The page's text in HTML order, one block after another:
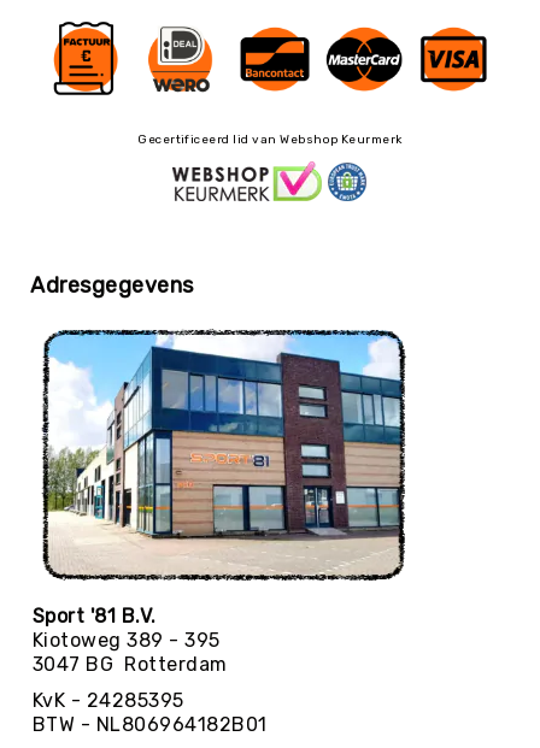
Voetbal
Volleybal
Waterpolo
Yoga
Meditatie
Yogamatten
Yoga
Accessoires
KinderYoga
Meditatiekussens
Yoga
Pakketten
Yogamat
reiniging
Zaalvoetbal
Zaalvoetballen
Zeskamp
Zwemmen
Sportballen
American
Gecertificeerd lid van Webshop Keurmerk
Adresgegevens
Sport '81 B.V.
Kiotoweg 389 - 395
3047 BG Rotterdam
KvK - 24285395
BTW - NL806964182B01